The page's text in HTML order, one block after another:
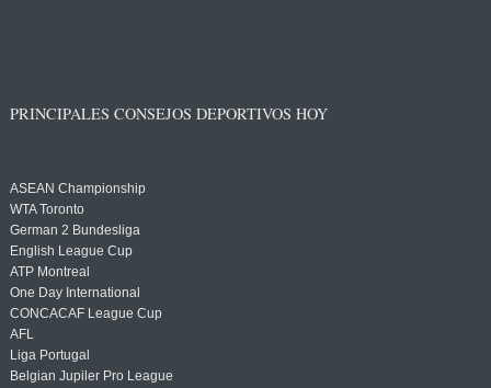
PRINCIPALES CONSEJOS DEPORTIVOS HOY
ASEAN Championship
WTA Toronto
German 2 Bundesliga
English League Cup
ATP Montreal
One Day International
CONCACAF League Cup
AFL
Liga Portugal
Belgian Jupiler Pro League